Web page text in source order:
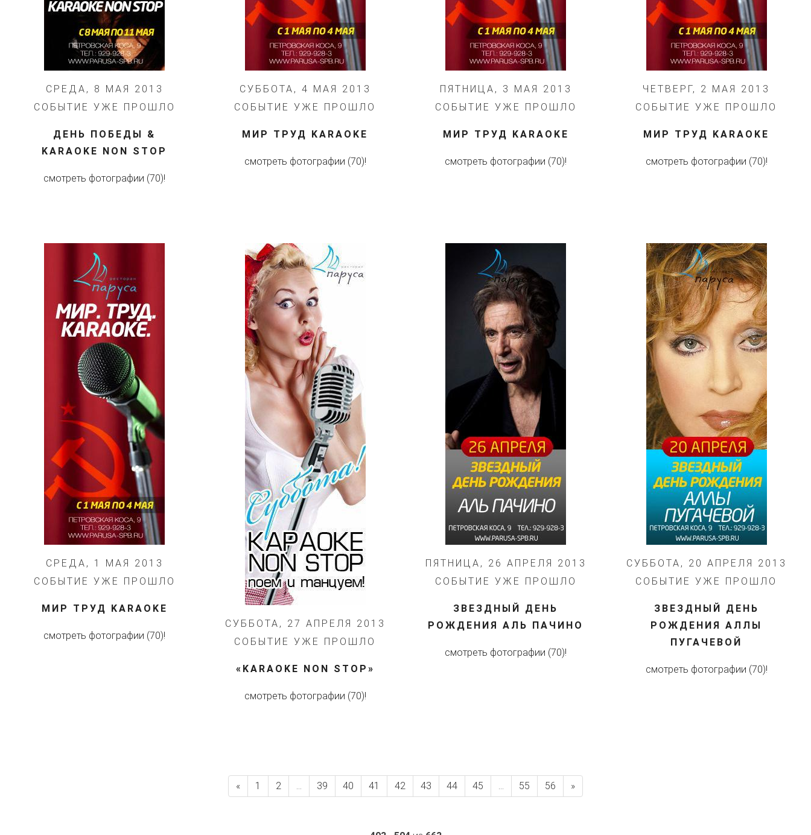
СРЕДА, 8 МАЯ 2013
СОБЫТИЕ УЖЕ ПРОШЛО
ДЕНЬ ПОБЕДЫ &
KARAOKE NON STOP
смотреть фотографии (70)!
СУББОТА, 4 МАЯ 2013
СОБЫТИЕ УЖЕ ПРОШЛО
МИР ТРУД KARAOKE
смотреть фотографии (70)!
ПЯТНИЦА, 3 МАЯ 2013
СОБЫТИЕ УЖЕ ПРОШЛО
МИР ТРУД KARAOKE
смотреть фотографии (70)!
ЧЕТВЕРГ, 2 МАЯ 2013
СОБЫТИЕ УЖЕ ПРОШЛО
МИР ТРУД KARAOKE
смотреть фотографии (70)!
СРЕДА, 1 МАЯ 2013
СОБЫТИЕ УЖЕ ПРОШЛО
МИР ТРУД KARAOKE
смотреть фотографии (70)!
СУББОТА, 27 АПРЕЛЯ 2013
СОБЫТИЕ УЖЕ ПРОШЛО
«KARAOKE NON STOP»
смотреть фотографии (70)!
ПЯТНИЦА, 26 АПРЕЛЯ 2013
СОБЫТИЕ УЖЕ ПРОШЛО
ЗВЕЗДНЫЙ ДЕНЬ
РОЖДЕНИЯ АЛЬ ПАЧИНО
смотреть фотографии (70)!
СУББОТА, 20 АПРЕЛЯ 2013
СОБЫТИЕ УЖЕ ПРОШЛО
ЗВЕЗДНЫЙ ДЕНЬ
РОЖДЕНИЯ АЛЛЫ
ПУГАЧЕВОЙ
смотреть фотографии (70)!
« 1 2 ... 39 40 41 42 43 44 45 ... 55 56 »